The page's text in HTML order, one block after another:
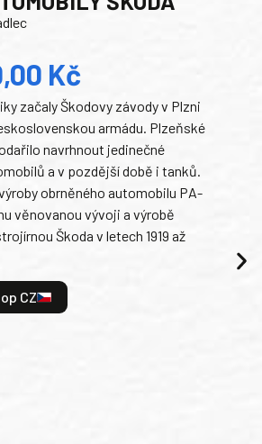
Kč
začaly Škodovy závody v Plzni
armádu. Plzeňské
navrhnout jedinečné
a v pozdější době i tanků.
obrněného automobilu PA-
věnovanou vývoji a výrobě
Škoda v letech 1919 až
CZ